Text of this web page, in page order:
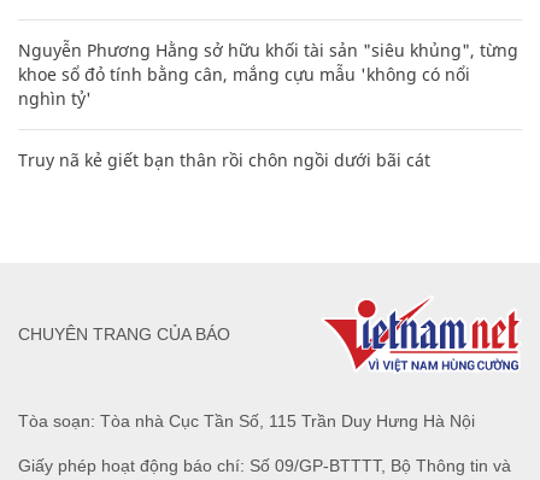
Nguyễn Phương Hằng sở hữu khối tài sản "siêu khủng", từng
khoe sổ đỏ tính bằng cân, mắng cựu mẫu 'không có nổi
nghìn tỷ'
Truy nã kẻ giết bạn thân rồi chôn ngồi dưới bãi cát
Tòa soạn: Tòa nhà Cục Tần Số, 115 Trần Duy Hưng Hà Nội
Giấy phép hoạt động báo chí: Số 09/GP-BTTTT, Bộ Thông tin và
CHUYÊN TRANG CỦA BÁO